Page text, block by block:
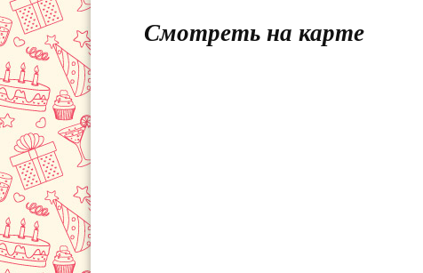
Смотреть на карте